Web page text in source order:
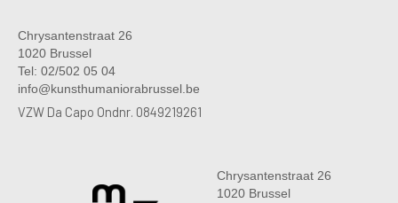
Chrysantenstraat 26
1020 Brussel
Tel: 02/502 05 04
info@kunsthumaniorabrussel.be
VZW Da Capo Ondnr. 0849219261
Chrysantenstraat 26
1020 Brussel